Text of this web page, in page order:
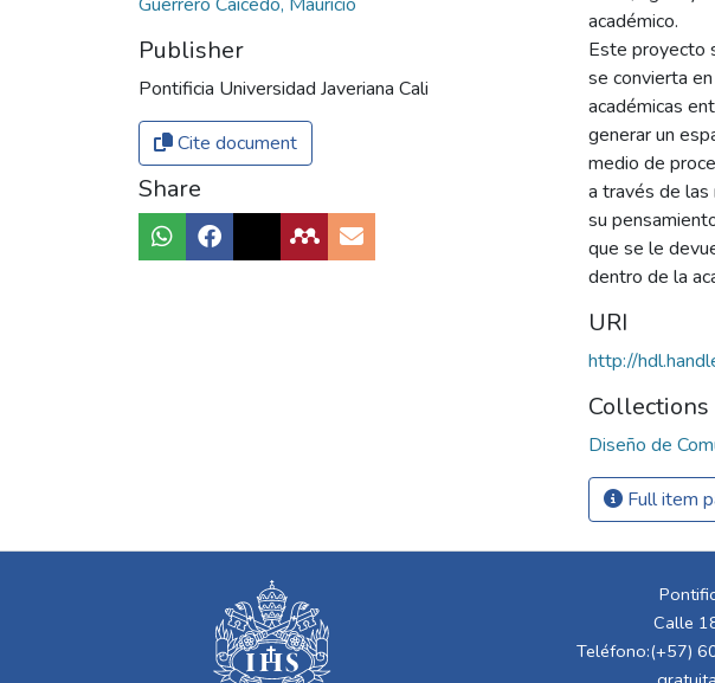
Publisher
Pontificia Universidad Javeriana Cali
Cite document
Share
académico.
Este proyecto
se convierta
académicas
generar un
medio de
a través de
su
que se le
dentro de la
URI
http://
Collections
Diseño de
Full item
Calle
Teléfono:(+57)